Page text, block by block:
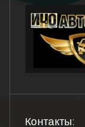
Контакты: